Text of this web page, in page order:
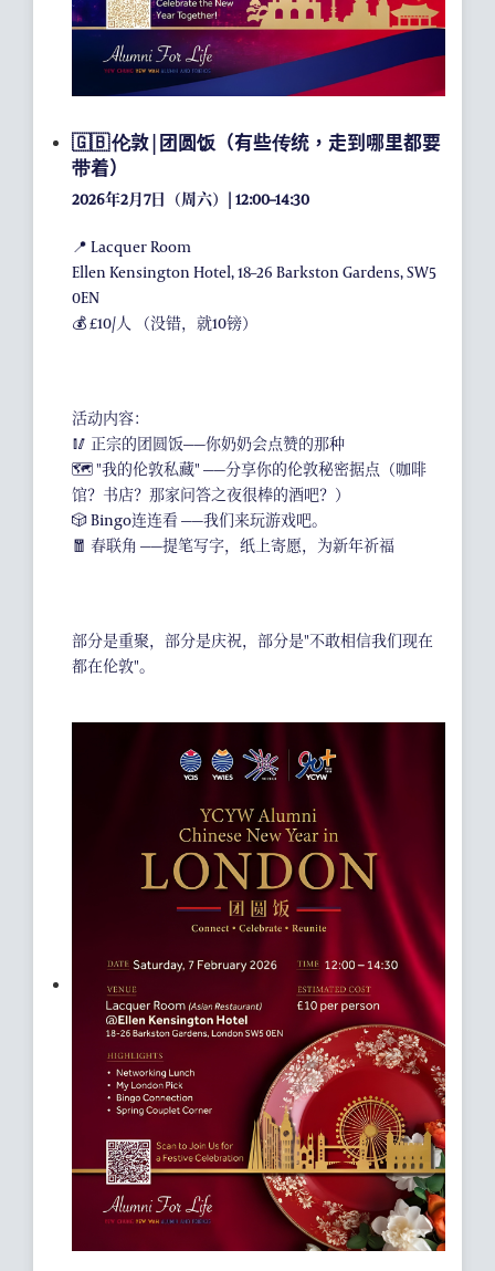
🇬🇧 伦敦 | 团圆饭（有些传统，走到哪里都要
带着）
2026年2月7日（周六）| 12:00–14:30
📍 Lacquer Room
Ellen Kensington Hotel, 18–26 Barkston Gardens, SW5
0EN
💰 £10/人 （没错，就10镑）
活动内容：
🥢 正宗的团圆饭——你奶奶会点赞的那种
🗺️ "我的伦敦私藏" ——分享你的伦敦秘密据点（咖啡
馆？书店？那家问答之夜很棒的酒吧？）
🎲 Bingo连连看 ——我们来玩游戏吧。
🧧 春联角 ——提笔写字，纸上寄愿，为新年祈福
部分是重聚，部分是庆祝，部分是"不敢相信我们现在
都在伦敦"。